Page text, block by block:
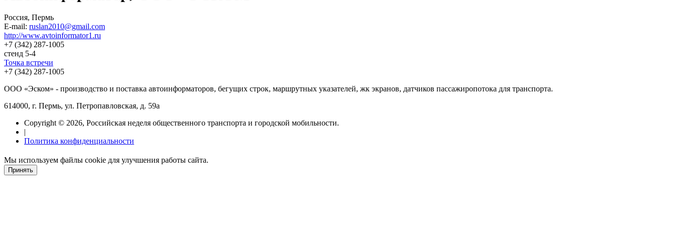
Россия, Пермь
E-mail: ruslan2010@gmail.com
http://www.avtoinformator1.ru
+7 (342) 287-1005
стенд 5-4
Точка встречи
+7 (342) 287-1005
ООО «Эском» - производство и поставка автоинформаторов, бегущих строк, маршрутных указателей, жк экранов, датчиков пассажиропотока для транспорта.
614000, г. Пермь, ул. Петропавловская, д. 59а
Copyright © 2026, Российская неделя общественного транспорта и городской мобильности.
|
Политика конфиденциальности
Мы используем файлы cookie для улучшения работы сайта.
Принять